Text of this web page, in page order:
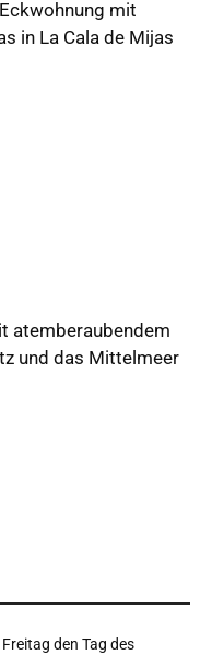
mit
in La Cala de Mijas
atemberaubendem
und das Mittelmeer
den Tag des